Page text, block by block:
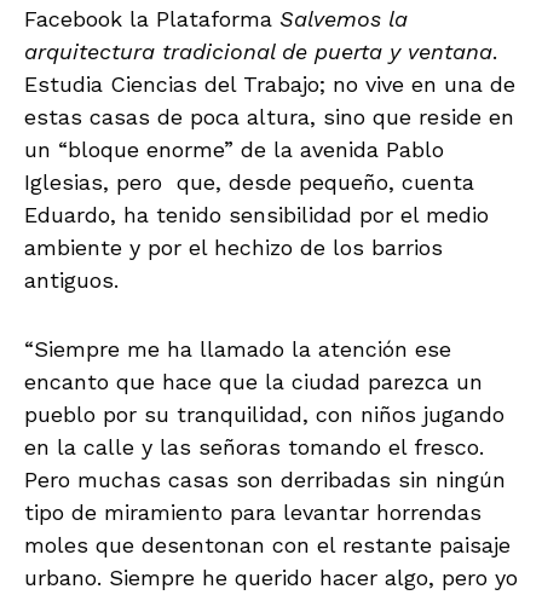
Facebook la Plataforma Salvemos la
arquitectura tradicional de puerta y ventana.
Estudia Ciencias del Trabajo; no vive en una de
estas casas de poca altura, sino que reside en
un “bloque enorme” de la avenida Pablo
Iglesias, pero que, desde pequeño, cuenta
Eduardo, ha tenido sensibilidad por el medio
ambiente y por el hechizo de los barrios
antiguos.
“Siempre me ha llamado la atención ese
encanto que hace que la ciudad parezca un
pueblo por su tranquilidad, con niños jugando
en la calle y las señoras tomando el fresco.
Pero muchas casas son derribadas sin ningún
tipo de miramiento para levantar horrendas
moles que desentonan con el restante paisaje
urbano. Siempre he querido hacer algo, pero yo